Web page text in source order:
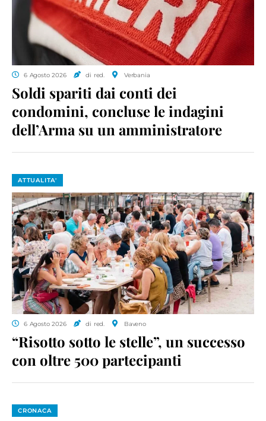
6 Agosto 2026 di red. Verbania
Soldi spariti dai conti dei
condomini, concluse le indagini
dell’Arma su un amministratore
ATTUALITA'
6 Agosto 2026 di red. Baveno
“Risotto sotto le stelle”, un successo
con oltre 500 partecipanti
CRONACA